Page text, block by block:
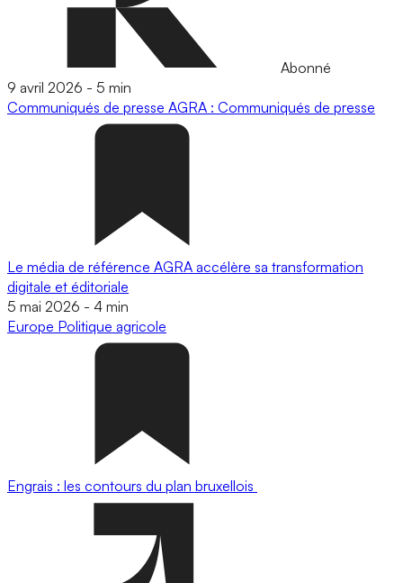
Abonné
9 avril 2026 - 5 min
Communiqués de presse AGRA : Communiqués de presse
Le média de référence AGRA accélère sa transformation
digitale et éditoriale
5 mai 2026 - 4 min
Europe Politique agricole
Engrais : les contours du plan bruxellois